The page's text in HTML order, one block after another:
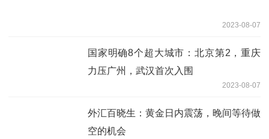
2023-08-07
国家明确8个超大城市：北京第2，重庆
力压广州，武汉首次入围
2023-08-07
外汇百晓生：黄金日内震荡，晚间等待做
空的机会